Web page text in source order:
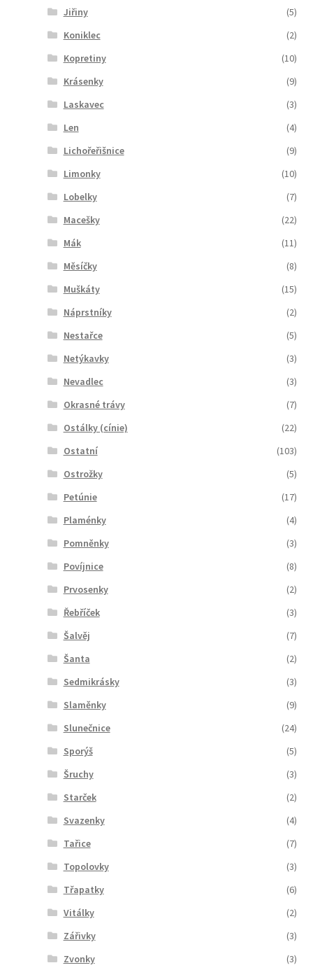
Jiřiny
(5)
Koniklec
(2)
Kopretiny
(10)
Krásenky
(9)
Laskavec
(3)
Len
(4)
Lichořeřišnice
(9)
Limonky
(10)
Lobelky
(7)
Macešky
(22)
Mák
(11)
Měsíčky
(8)
Muškáty
(15)
Náprstníky
(2)
Nestařce
(5)
Netýkavky
(3)
Nevadlec
(3)
Okrasné trávy
(7)
Ostálky (cínie)
(22)
Ostatní
(103)
Ostrožky
(5)
Petúnie
(17)
Plaménky
(4)
Pomněnky
(3)
Povíjnice
(8)
Prvosenky
(2)
Řebříček
(3)
Šalvěj
(7)
Šanta
(2)
Sedmikrásky
(3)
Slaměnky
(9)
Slunečnice
(24)
Sporýš
(5)
Šruchy
(3)
Starček
(2)
Svazenky
(4)
Tařice
(7)
Topolovky
(3)
Třapatky
(6)
Vitálky
(2)
Zářivky
(3)
Zvonky
(3)